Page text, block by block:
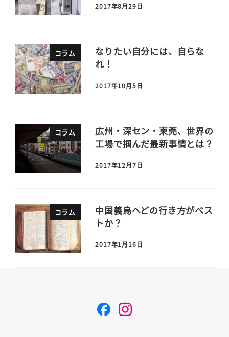
2017年8月29日
コラム
なりたい自分には、自らな
れ！
2017年10月5日
コラム
広州・深セン・東莞、世界の
工場で掴んだ最新事情とは？
2017年12月7日
コラム
中国義烏へどの行き方がベス
トか？
2017年1月16日
F I